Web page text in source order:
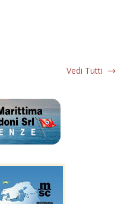
Vedi Tutti